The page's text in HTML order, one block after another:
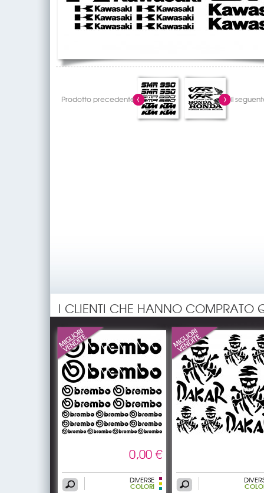
Prodotto precedente il
I CLIENTI CHE HANNO COMPRATO
0,00 €
DIVERSE
COLORI